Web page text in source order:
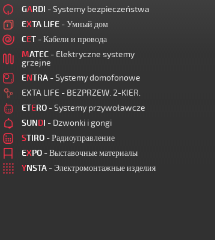
GARDI - Systemy bezpieczeństwa
EXTA LIFE - Умный дом
CET - Кабели и провода
MATEC - Elektryczne systemy
grzejne
ENTRA - Systemy domofonowe
EXTA LIFE - BEZPRZEW. 2-KIER.
ETERO - Systemy przywoławcze
SUNDI - Dzwonki i gongi
STIRO - Радиоуправление
EXPO - Выставочные материалы
YNSTA - Электромонтажные изделия